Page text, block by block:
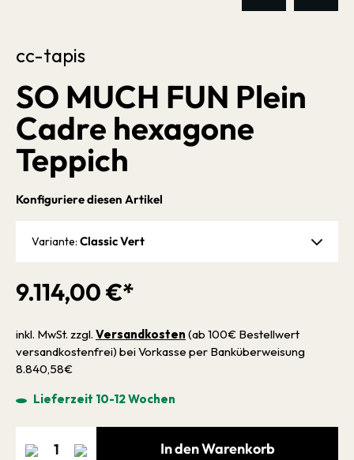
cc-tapis
SO MUCH FUN Plein
Cadre hexagone
Teppich
9.114,00 €*
inkl. MwSt. zzgl. Versandkosten (ab 100€ Bestellwert
versandkostenfrei) bei Vorkasse per Banküberweisung
8.840,58€
Lieferzeit 10-12 Wochen
Konfiguriere diesen Artikel
Variante: Classic Vert
In den Warenkorb